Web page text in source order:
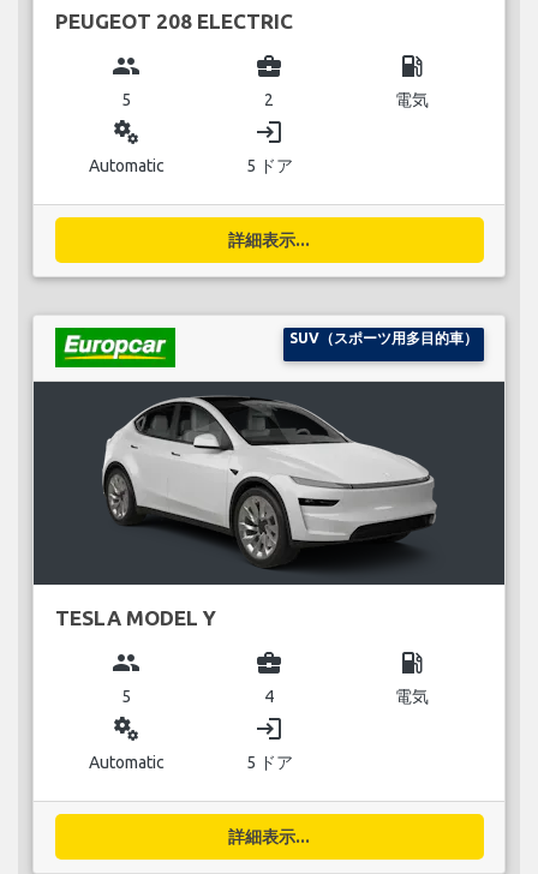
PEUGEOT 208 ELECTRIC
group
5
business_center
2
local_gas_station
電気
miscellaneous_services
Automatic
login
5 ドア
詳細表示...
SUV（スポーツ用多目的車）
TESLA MODEL Y
group
5
business_center
4
local_gas_station
電気
miscellaneous_services
Automatic
login
5 ドア
詳細表示...